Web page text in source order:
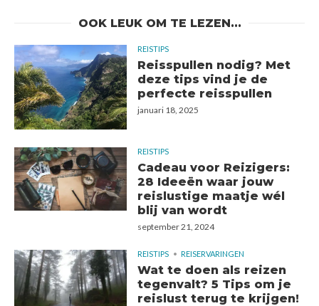
OOK LEUK OM TE LEZEN...
REISTIPS
Reisspullen nodig? Met
deze tips vind je de
perfecte reisspullen
januari 18, 2025
REISTIPS
Cadeau voor Reizigers:
28 Ideeën waar jouw
reislustige maatje wél
blij van wordt
september 21, 2024
REISTIPS REISERVARINGEN
Wat te doen als reizen
tegenvalt? 5 Tips om je
reislust terug te krijgen!